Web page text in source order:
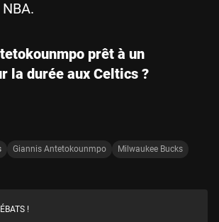
prêt à un
la durée aux Celtics ?
Giannis Antetokounmpo
Milwaukee Bucks
!